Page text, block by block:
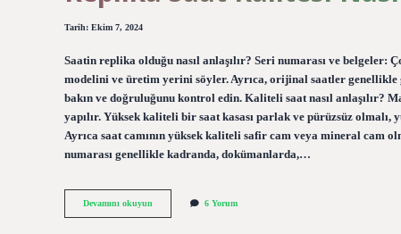
Tarih: Ekim 7, 2024
Saatin replika olduğu nasıl anlaşılır? Seri numarası ve belgeler:
modelini ve üretim yerini söyler. Ayrıca, orijinal saatler
bakın ve doğruluğunu kontrol edin. Kaliteli saat nasıl anlaşılır?
yapılır. Yüksek kaliteli bir saat kasası parlak ve pürüzsüz
Ayrıca saat camının yüksek kaliteli safir cam veya mineral cam
numarası genellikle kadranda, dokümanlarda,…
Devamını okuyun
Saat
6 Yorum